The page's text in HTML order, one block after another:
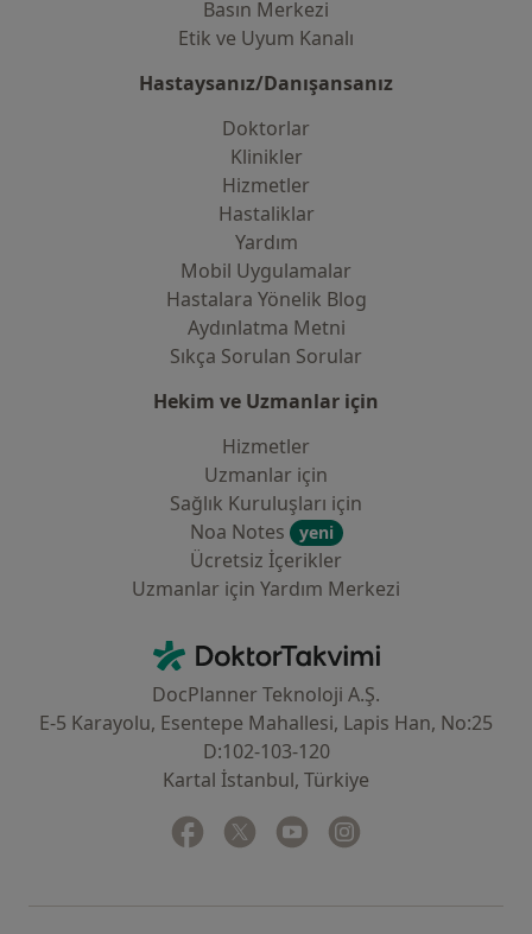
Basın Merkezi
Etik ve Uyum Kanalı
Hastaysanız/Danışansanız
Doktorlar
Klinikler
Hizmetler
Hastaliklar
Yardım
Mobil Uygulamalar
Hastalara Yönelik Blog
Aydınlatma Metni
Sıkça Sorulan Sorular
Hekim ve Uzmanlar için
Hizmetler
Uzmanlar için
Sağlık Kuruluşları için
Noa Notes
yeni
Ücretsiz İçerikler
Uzmanlar için Yardım Merkezi
DoktorTakvimi - Ana Sayfa
DocPlanner Teknoloji A.Ş.
E-5 Karayolu, Esentepe Mahallesi, Lapis Han, No:25
D:102-103-120
Kartal İstanbul, Türkiye
Facebook
yeni bir sekmede açılır
Twitter
yeni bir sekmede açılır
Youtube
yeni bir sekmede açılır